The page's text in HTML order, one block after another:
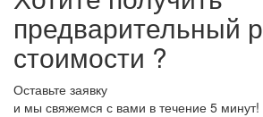
предварительный
стоимости ?
Оставьте заявку
и мы свяжемся с вами в течение 5 минут!